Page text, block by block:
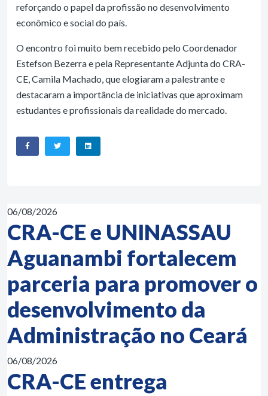
reforçando o papel da profissão no desenvolvimento
econômico e social do país.
O encontro foi muito bem recebido pelo Coordenador
Estefson Bezerra e pela Representante Adjunta do CRA-
CE, Camila Machado, que elogiaram a palestrante e
destacaram a importância de iniciativas que aproximam
estudantes e profissionais da realidade do mercado.
06/08/2026
CRA-CE e UNINASSAU
Aguanambi fortalecem
parceria para promover o
desenvolvimento da
Administração no Ceará
06/08/2026
CRA-CE entrega